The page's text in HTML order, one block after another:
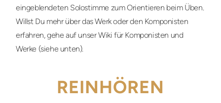
eingeblendeten Solostimme zum Orientieren beim Üben.
Willst Du mehr über das Werk oder den Komponisten
erfahren, gehe auf unser Wiki für Komponisten und
Werke (siehe unten).
REINHÖREN